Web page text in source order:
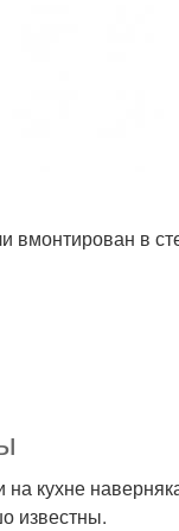
вмонтирован в
кухне
известны.